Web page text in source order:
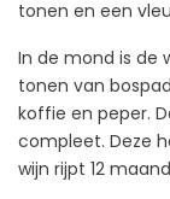
tonen en een
In de mond is de
tonen van
koffie en peper.
compleet. Deze
wijn rijpt 12